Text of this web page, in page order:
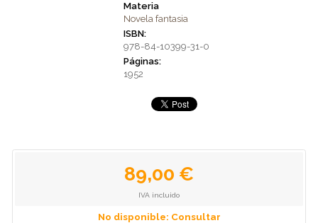
Materia
Novela fantasia
ISBN:
978-84-10399-31-0
Páginas:
1952
89,00 €
IVA incluido
No disponible: Consultar